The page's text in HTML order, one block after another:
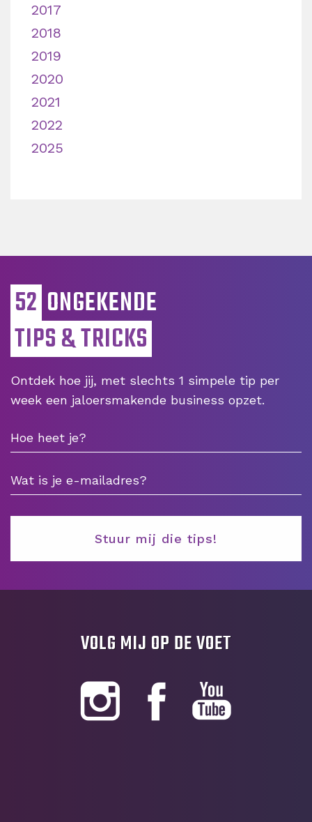
2017
2018
2019
2020
2021
2022
2025
52 ONGEKENDE
TIPS & TRICKS
Ontdek hoe jij, met slechts 1 simpele tip per
week een jaloersmakende business opzet.
VOLG MIJ OP DE VOET